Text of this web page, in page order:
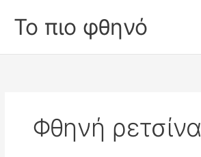
content
Το πιο φθηνό
Φθηνή ρετσίνα